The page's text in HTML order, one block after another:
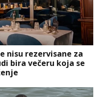
nisu rezervisane za
bira večeru koja se